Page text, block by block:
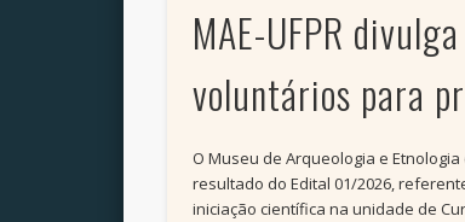
MAE-UFPR
voluntários para
O Museu de Arqueologia e
resultado do Edital 01/2026,
iniciação científica na unidade de